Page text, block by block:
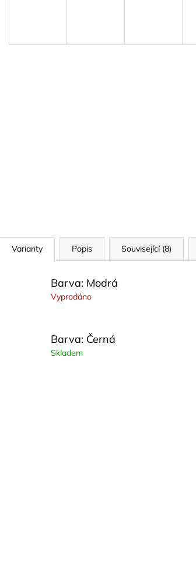
Varianty Popis Související (8)
Barva: Modrá
Vyprodáno
Barva: Černá
Skladem